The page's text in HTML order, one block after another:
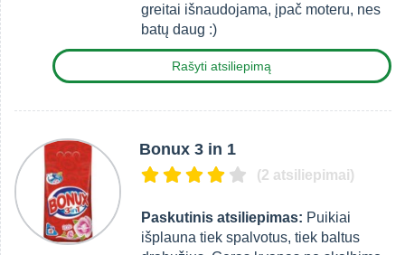
greitai išnaudojama, įpač moteru, nes
batų daug :)
Rašyti atsiliepimą
Bonux 3 in 1
(2 atsiliepimai)
Paskutinis atsiliepimas: Puikiai
išplauna tiek spalvotus, tiek baltus